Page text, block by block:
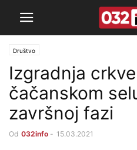
Društvo
Izgradnja
čačanskom
završnoj fazi
Od 032info - 15.03.2021